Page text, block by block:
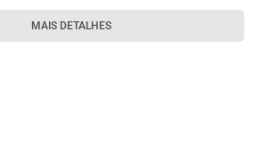
MAIS DETALHES